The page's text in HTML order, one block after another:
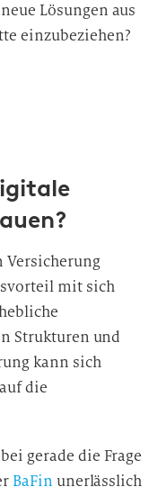
Lösungen aus
einzubeziehen?
Versicherung
mit sich
Strukturen und
kann sich
die
gerade die Frage
BaFin unerlässlich